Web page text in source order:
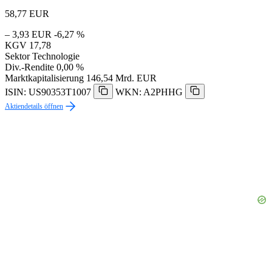
58,77 EUR
– 3,93 EUR -6,27 %
KGV 17,78
Sektor Technologie
Div.-Rendite 0,00 %
Marktkapitalisierung 146,54 Mrd. EUR
ISIN: US90353T1007
WKN: A2PHHG
Aktiendetails öffnen